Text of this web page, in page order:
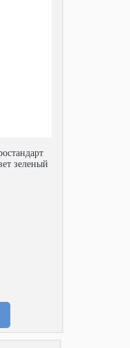
зеленый